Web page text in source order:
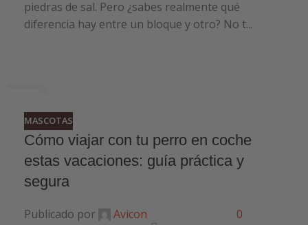
piedras de sal. Pero ¿sabes realmente qué
diferencia hay entre un bloque y otro? No t...
JUN
MASCOTAS
Cómo viajar con tu perro en coche
estas vacaciones: guía práctica y
segura
Publicado por Avicon 0